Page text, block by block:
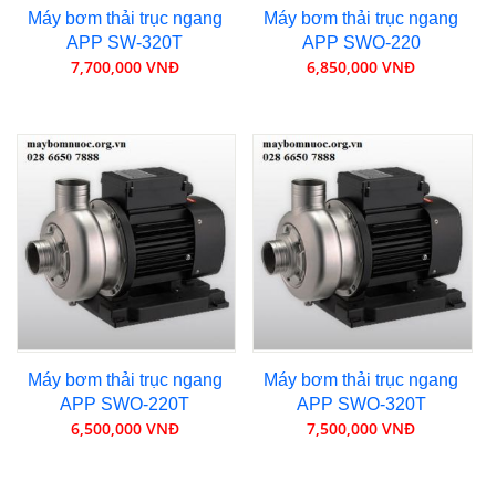
Máy bơm thải trục ngang
APP SW-320T
7,700,000 VNĐ
Máy bơm thải trục ngang
APP SWO-220
6,850,000 VNĐ
Máy bơm thải trục ngang
APP SWO-220T
6,500,000 VNĐ
Máy bơm thải trục ngang
APP SWO-320T
7,500,000 VNĐ